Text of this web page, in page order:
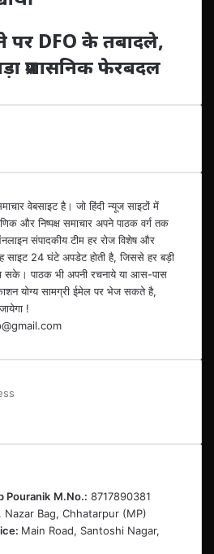
पर DFO के तबादले,
प्रशासनिक फेरबदल
वेबसाइट है। जो हिंदी न्यूज साइटों में
और निष्पक्ष समाचार अपने पाठक वर्ग तक
संपादकीय टीम हर रोज विशेष और
साइट 24 घंटे अपडेट होती है, जिससे हर बड़ी
सके। पाठक भी अपनी रचनाये या आस-पास
योग्य सामग्री ईमेल पर भेज सकते है,
!
Pouranik M.No.: 8717890381
Nazar Bag, Chhatarpur (MP)
Main Road, Santoshi Nagar,